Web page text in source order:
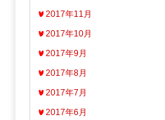
2017年11月
2017年10月
2017年9月
2017年8月
2017年7月
2017年6月